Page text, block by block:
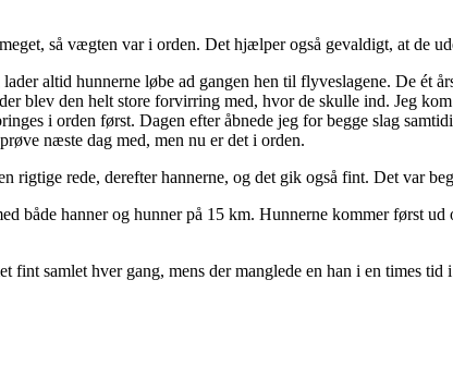
så vægten var i orden. Det hjælper også gevaldigt, at de
altid hunnerne løbe ad gangen hen til flyveslagene. De ét
blev den helt store forvirring med, hvor de skulle ind. Jeg
i orden først. Dagen efter åbnede jeg for begge slag
næste dag med, men nu er det i orden.
rigtige rede, derefter hannerne, og det gik også fint. Det var
både hanner og hunner på 15 km. Hunnerne kommer først
samlet hver gang, mens der manglede en han i en times tid